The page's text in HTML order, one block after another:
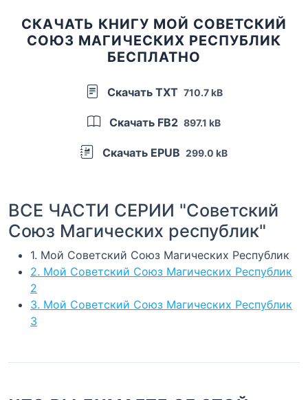
СКАЧАТЬ КНИГУ МОЙ СОВЕТСКИЙ
СОЮЗ МАГИЧЕСКИХ РЕСПУБЛИК
БЕСПЛАТНО
Скачать TXT 710.7 kB
Скачать FB2 897.1 kB
Скачать EPUB 299.0 kB
ВСЕ ЧАСТИ СЕРИИ "Советский
Союз Магических республик"
1. Мой Советский Союз Магических Республик
2. Мой Советский Союз Магических Республик
2
3. Мой Советский Союз Магических Республик
3